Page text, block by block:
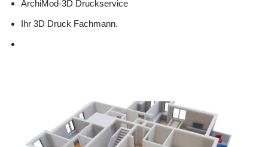
ArchiMod-3D Druckservice
Ihr 3D Druck Fachmann.